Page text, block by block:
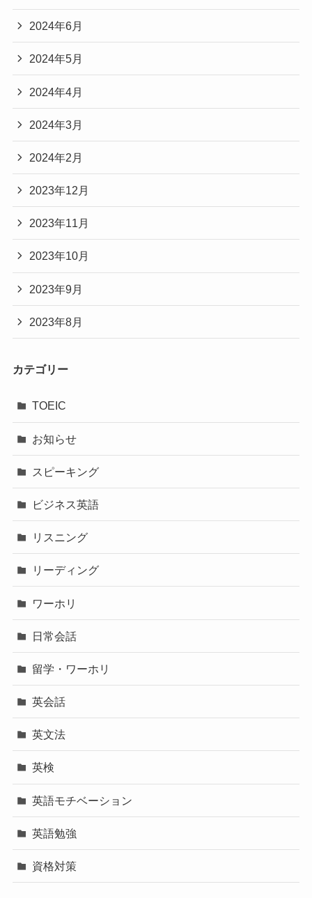
2024年6月
2024年5月
2024年4月
2024年3月
2024年2月
2023年12月
2023年11月
2023年10月
2023年9月
2023年8月
カテゴリー
TOEIC
お知らせ
スピーキング
ビジネス英語
リスニング
リーディング
ワーホリ
日常会話
留学・ワーホリ
英会話
英文法
英検
英語モチベーション
英語勉強
資格対策